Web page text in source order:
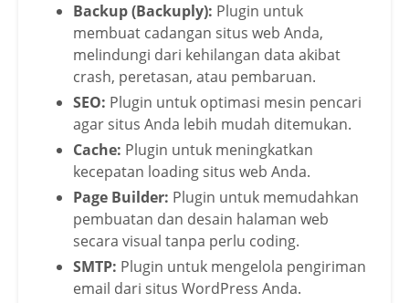
Backup (Backuply): Plugin untuk
membuat cadangan situs web Anda,
melindungi dari kehilangan data akibat
crash, peretasan, atau pembaruan.
SEO: Plugin untuk optimasi mesin pencari
agar situs Anda lebih mudah ditemukan.
Cache: Plugin untuk meningkatkan
kecepatan loading situs web Anda.
Page Builder: Plugin untuk memudahkan
pembuatan dan desain halaman web
secara visual tanpa perlu coding.
SMTP: Plugin untuk mengelola pengiriman
email dari situs WordPress Anda.